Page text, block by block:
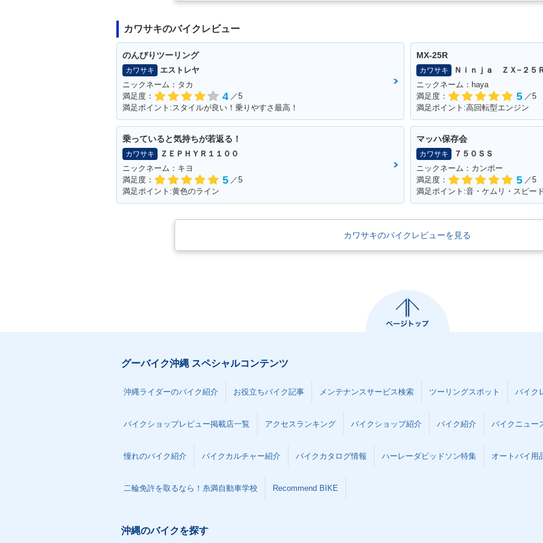
カワサキのバイクレビュー
のんびりツーリング
カワサキ
エストレヤ
ニックネーム：タカ
満足度：
4 ／5
満足ポイント:スタイルが良い！乗りやすさ最高！
MX-25R
カワサキ
Ｎｉｎｊａ ＺＸ−２５
ニックネーム：haya
満足度：
5 ／5
満足ポイント:高回転型エンジン
乗っていると気持ちが若返る！
カワサキ
ＺＥＰＨＹＲ１１００
ニックネーム：キヨ
満足度：
5 ／5
満足ポイント:黄色のライン
マッハ保存会
カワサキ
７５０ＳＳ
ニックネーム：カンポー
満足度：
5 ／5
満足ポイント:音・ケムリ・スピー
カワサキのバイクレビューを見る
グーバイク沖縄 スペシャルコンテンツ
沖縄ライダーのバイク紹介 お役立ちバイク記事 メンテナンスサービス検索 ツーリングスポット バイク
バイクショップレビュー掲載店一覧 アクセスランキング バイクショップ紹介 バイク紹介 バイクニュー
憧れのバイク紹介 バイクカルチャー紹介 バイクカタログ情報 ハーレーダビッドソン特集 オートバイ用
二輪免許を取るなら！糸満自動車学校 Recommend BIKE
沖縄のバイクを探す